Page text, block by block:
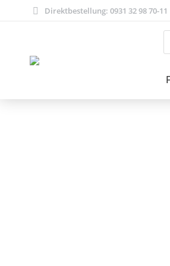
Direktbestellung: 0931 32 98 70-11